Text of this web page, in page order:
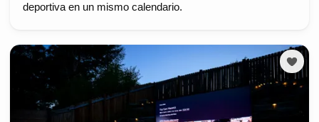
deportiva en un mismo calendario.